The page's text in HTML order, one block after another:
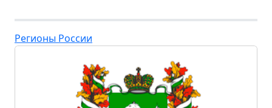
Регионы России